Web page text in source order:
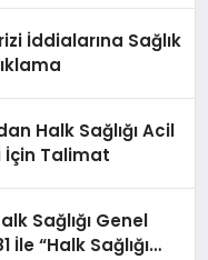
İddialarına Sağlık
Halk Sağlığı Acil
İçin Talimat
Sağlığı Genel
İle “Halk Sağlığı